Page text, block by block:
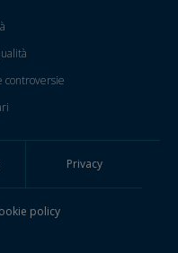
controversie
Privacy
policy